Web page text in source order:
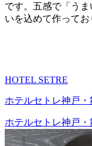
です。五感で「う
いを込めて作ってお
HOTEL SETRE
ホテルセトレ神戸・
ホテルセトレ神戸